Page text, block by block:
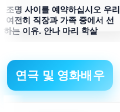
조명 사이를 예약하십시오 우리
여전히 직장과 가족 중에서 선
하는 이유. 안나 마리 학살
연극 및 영화배우